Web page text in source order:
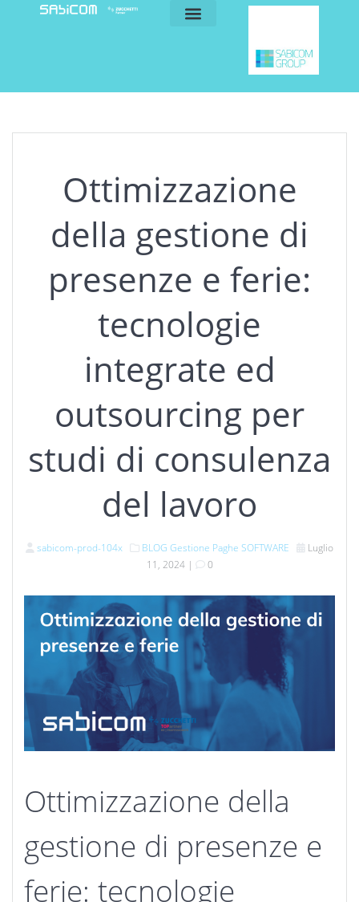
Ottimizzazione
della gestione di
presenze e ferie:
tecnologie
integrate ed
outsourcing per
studi di consulenza
del lavoro
sabicom-prod-104x BLOG Gestione Paghe SOFTWARE
Luglio
11, 2024| 0
Ottimizzazione della
gestione di presenze e
ferie: tecnologie